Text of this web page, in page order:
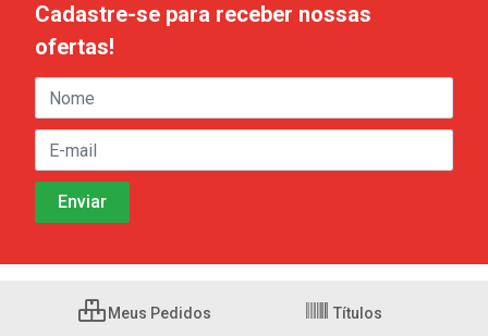
Cadastre-se para receber nossas
ofertas!
Meus Pedidos Títulos